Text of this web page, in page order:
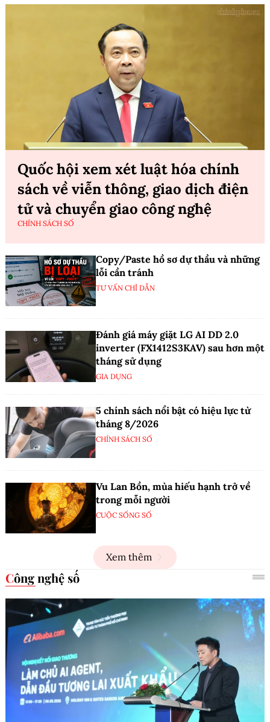
Quốc hội xem xét luật hóa chính
sách về viễn thông, giao dịch điện
tử và chuyển giao công nghệ
CHÍNH SÁCH SỐ
Copy/Paste hồ sơ dự thầu và những
lỗi cần tránh
TƯ VẤN CHỈ DẪN
Đánh giá máy giặt LG AI DD 2.0
inverter (FX1412S3KAV) sau hơn một
tháng sử dụng
GIA DỤNG
5 chính sách nổi bật có hiệu lực từ
tháng 8/2026
CHÍNH SÁCH SỐ
Vu Lan Bồn, mùa hiếu hạnh trở về
trong mỗi người
CUỘC SỐNG SỐ
Xem thêm
Công nghệ số